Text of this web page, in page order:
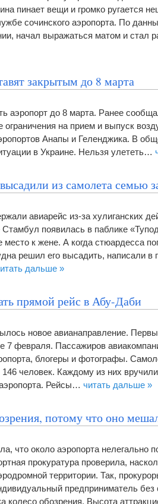
пинает вещи и громко ругается
сочинского аэропорта. По
начал выражаться матом и стал
закрытым до 8 марта
аэропорт до 8 марта. Ранее
ограничения на прием и выпуск
Анапы и Геленджика. В
в Украине. Нельзя улететь…
из самолета семью
авиарейс из-за хулиганских
появилась в паблике
к жене. А когда стюардесса
решил его высадить, написали
дальше »
прямой рейс в Абу-Даби
новое авианаправление.
7 февраля. Пассажиров
блогеры и фотографы.
человек. Каждому из них
Рейсы… читать дальше »
потому что оно
что около аэропорта
прокуратура проверила,
территории. Так,
предприниматель
колесо обозрения. Высота